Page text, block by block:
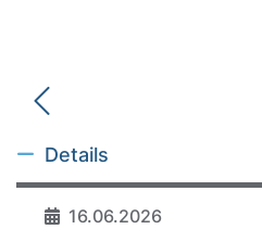
Details ausblenden
Details
Datum16.06.2026